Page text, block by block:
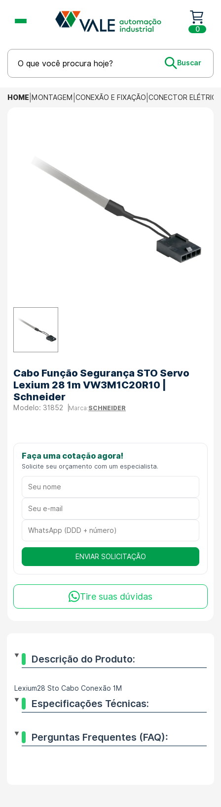
0
HOME MONTAGEM CONEXÃO E FIXAÇÃO CONECTOR
Cabo Função Segurança STO Servo
Lexium 28 1m VW3M1C20R10 |
Schneider
31852 SCHNEIDER
Faça uma cotação agora!
Solicite seu orçamento com um especialista.
ENVIAR SOLICITAÇÃO
Tire suas dúvidas
Descrição do Produto:
Lexium28 Sto Cabo Conexão 1M
Especificações Técnicas:
Perguntas Frequentes (FAQ):